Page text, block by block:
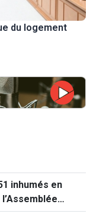
du logement
inhumés en